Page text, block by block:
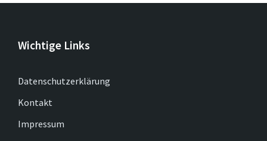
Wichtige Links
Datenschutzerklärung
Kontakt
Impressum